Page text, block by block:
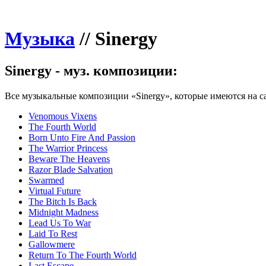
Музыка// Sinergy
Sinergy - муз. композиции:
Все музыкальные композиции «Sinergy», которые имеются на
Venomous Vixens
The Fourth World
Born Unto Fire And Passion
The Warrior Princess
Beware The Heavens
Razor Blade Salvation
Swarmed
Virtual Future
The Bitch Is Back
Midnight Madness
Lead Us To War
Laid To Rest
Gallowmere
Return To The Fourth World